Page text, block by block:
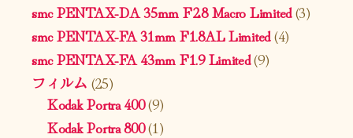
smc PENTAX-DA 35mm F2.8 Macro Limited(3)
smc PENTAX-FA 31mm F1.8AL Limited(4)
smc PENTAX-FA 43mm F1.9 Limited(9)
フィルム (25)
Kodak Portra 400(9)
Kodak Portra 800(1)